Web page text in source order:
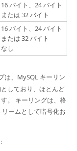
16 バイト、24 バイト
または 32 バイト
16 バイト、24 バイト
または 32 バイト
なし
は、MySQL キーリン
しており、ほとんど
。 キーリングは、格
ームとして暗号化お